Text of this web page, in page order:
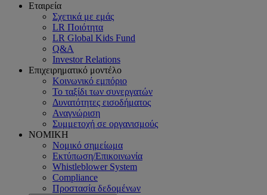
Εταιρεία
Σχετικά με εμάς
LR Ποιότητα
LR Global Kids Fund
Q&A
Investor Relations
Επιχειρηματικό μοντέλο
Κοινωνικό εμπόριο
Το ταξίδι των συνεργατών
Δυνατότητες εισοδήματος
Αναγνώριση
Συμμετοχή σε οργανισμούς
ΝΟΜΙΚΗ
Νομικό σημείωμα
Εκτύπωση/Επικοινωνία
Whistleblower System
Compliance
Προστασία δεδομένων